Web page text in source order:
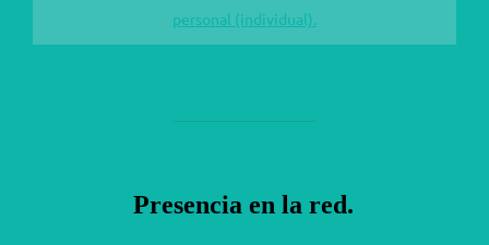
personal (individual).
Presencia en la red.